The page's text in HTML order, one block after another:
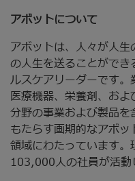
アボットについて
アボットは、人々が人
の人生を送ることがで
ルスケアリーダーです。
医療機器、栄養剤、お
分野の事業および製品
もたらす画期的なアボ
領域にわたっています
103,000人の社員が活動